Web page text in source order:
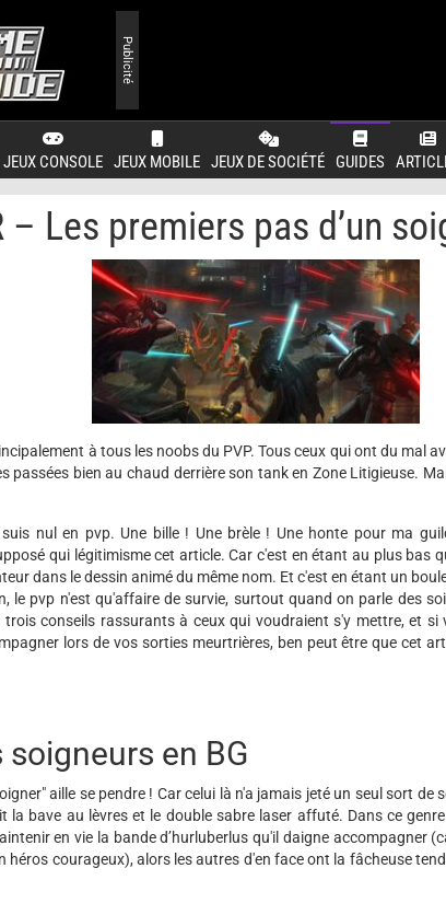
JEUX CONSOLE JEUX MOBILE JEUX DE SOCIÉTÉ GUIDES
Publicité
– Les premiers pas d’un
à tous les noobs du PVP. Tous ceux qui ont du mal
passées bien au chaud derrière son tank en Zone Litigieuse.
suis nul en pvp. Une bille ! Une brèle ! Une honte pour ma
qui légitimisme cet article. Car c'est en étant au plus bas
dans le dessin animé du même nom. Et c'est en étant un
le pvp n'est qu'affaire de survie, surtout quand on parle des
conseils rassurants à ceux qui voudraient s'y mettre, et si
lors de vos sorties meurtrières, ben peut être que cet
soigneurs en BG
aille se pendre ! Car celui là n'a jamais jeté un seul sort
la bave au lèvres et le double sabre laser affuté. Dans ce
en vie la bande d’hurluberlus qu'il daigne accompagner
héros courageux), alors les autres d'en face ont la fâcheuse